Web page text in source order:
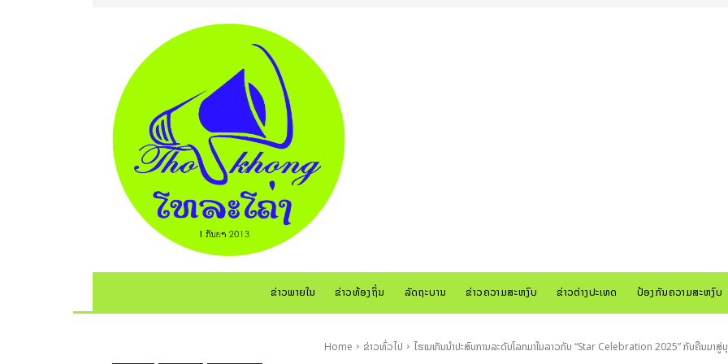
ຂ່າວພາຍໃນ ຂ່າວທ້ອງຖິ່ນ ລັດຖະບານ ຂ່າວຄວາມສະຫງົບ ຂ່າວຕ່າງປະເທດ ປ້ອງກັນຄວາມສະຫງົບ
Home ຂ່າວທົ່ວໄປ ໄຮເນເກັນນຳປະສົບການລະດັບໂລກມາໃນລາວກັບ “Star Celebration 2025” ກັບຄືນມາ